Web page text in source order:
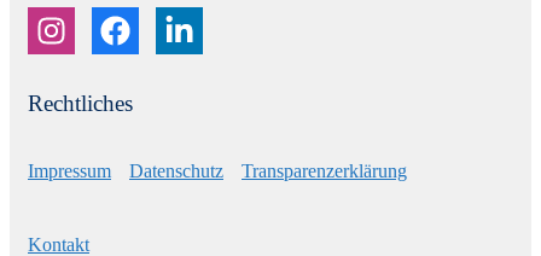
Rechtliches
Impressum Datenschutz Transparenzerklärung
Kontakt